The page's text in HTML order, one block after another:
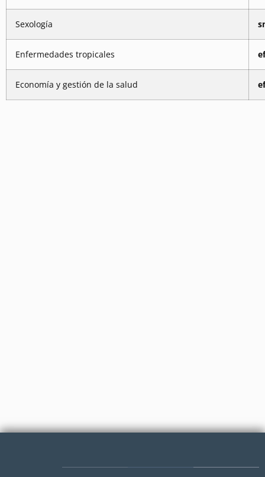
Sexología
Enfermedades tropicales
Economía y gestión de la salud